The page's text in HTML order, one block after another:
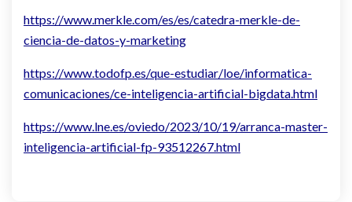
https://www.merkle.com/es/es/catedra-merkle-de-
ciencia-de-datos-y-marketing
https://www.todofp.es/que-estudiar/loe/informatica-
comunicaciones/ce-inteligencia-artificial-bigdata.html
https://www.lne.es/oviedo/2023/10/19/arranca-master-
inteligencia-artificial-fp-93512267.html